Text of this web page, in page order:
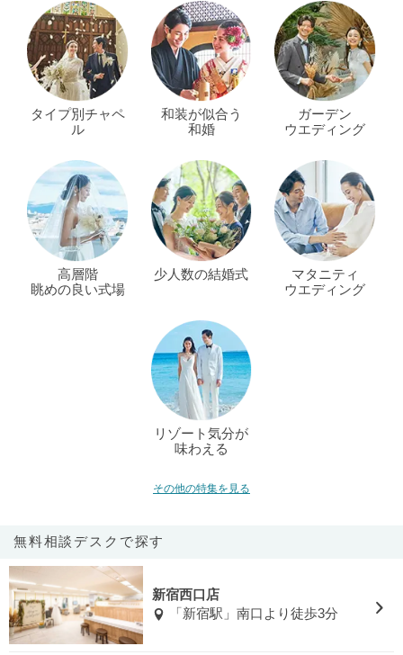
タイプ別チャペ
ル
和装が似合う
和婚
ガーデン
ウエディング
高層階
眺めの良い式場
少人数の結婚式
マタニティ
ウエディング
リゾート気分が
味わえる
その他の特集を見る
無料相談デスクで探す
新宿西口店
「新宿駅」南口より徒歩3分